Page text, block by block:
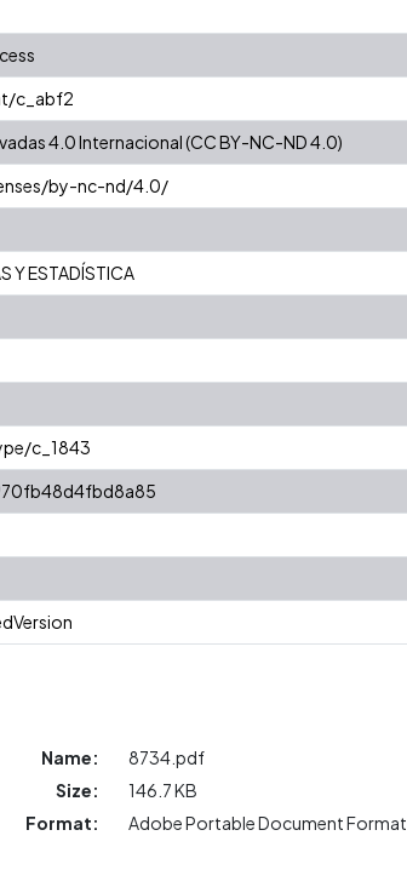
c_abf2
4.0 Internacional (CC BY-NC-ND 4.0)
by-nc-nd/4.0/
Y ESTADÍSTICA
c_1843
Name:
8734.pdf
Size:
146.7 KB
Format:
Adobe Portable Document Format